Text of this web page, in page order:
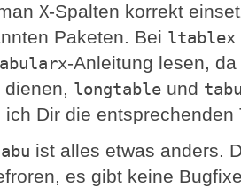
X-Spalten korrekt
Paketen. Bei ltablex
-Anleitung lesen,
dienen, longtable und
ich Dir die
ist alles etwas anders.
es gibt keine